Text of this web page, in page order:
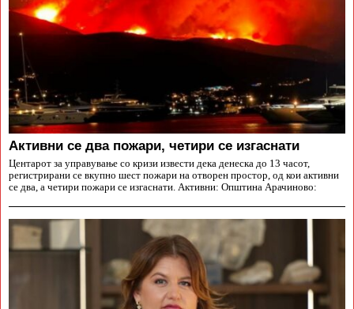
Aктивни се два пожари, четири се изгаснати
Центарот за управување со кризи извести дека денеска до 13 часот,
регистрирани се вкупно шест пожари на отворен простор, од кои активни
се два, а четири пожари се изгаснати. Активни: Општина Арачиново: